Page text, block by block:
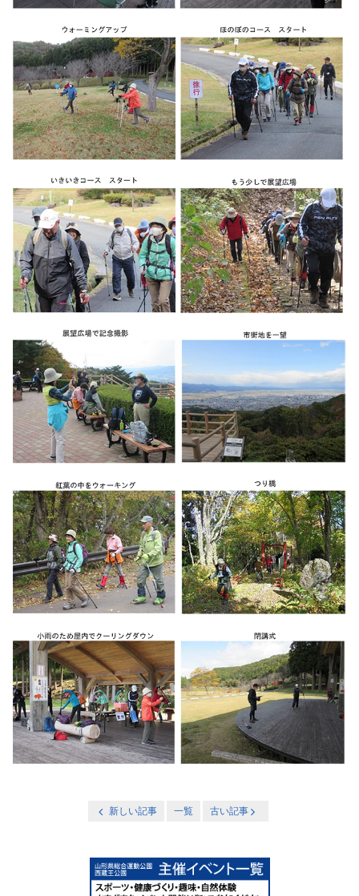
新しい記事 一覧 古い記事